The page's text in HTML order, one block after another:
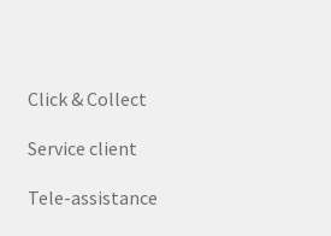
Click & Collect
Service client
Tele-assistance